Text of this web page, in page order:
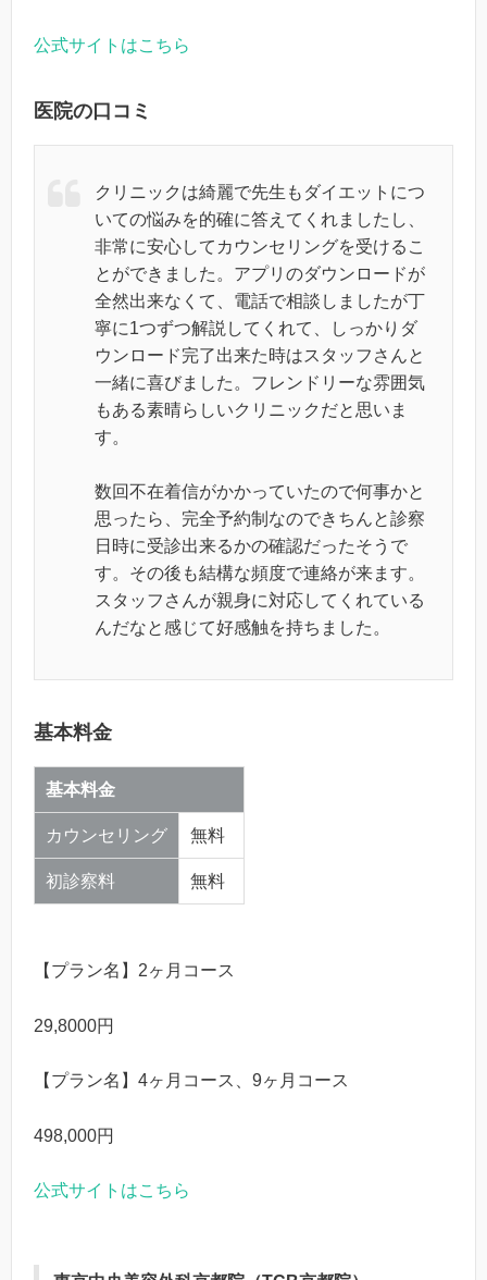
公式サイトはこちら
医院の口コミ
クリニックは綺麗で先生もダイエットにつ
いての悩みを的確に答えてくれましたし、
非常に安心してカウンセリングを受けるこ
とができました。アプリのダウンロードが
全然出来なくて、電話で相談しましたが丁
寧に1つずつ解説してくれて、しっかりダ
ウンロード完了出来た時はスタッフさんと
一緒に喜びました。フレンドリーな雰囲気
もある素晴らしいクリニックだと思いま
す。
数回不在着信がかかっていたので何事かと
思ったら、完全予約制なのできちんと診察
日時に受診出来るかの確認だったそうで
す。その後も結構な頻度で連絡が来ます。
スタッフさんが親身に対応してくれている
んだなと感じて好感触を持ちました。
基本料金
基本料金
カウンセリング 無料
初診察料 無料
【プラン名】2ヶ月コース
29,8000円
【プラン名】4ヶ月コース、9ヶ月コース
498,000円
公式サイトはこちら